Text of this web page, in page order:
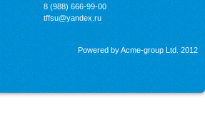
8 (988) 666-99-00
tffsu@yandex.ru
Powered by Acme-group Ltd. 2012